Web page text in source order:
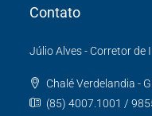
Contato
Júlio Alves - Corretor de
Chalé Verdelandia -
(85) 4007.1001 /